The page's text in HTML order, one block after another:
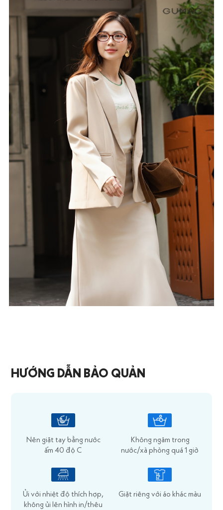
HƯỚNG DẪN BẢO QUẢN
Nên giặt tay bằng nước
ấm 40 độ C
Không ngâm trong
nước/xà phòng quá 1 giờ
Ủi với nhiệt độ thích hợp,
không ủi lên hình in/thêu
Giặt riêng với áo khác màu